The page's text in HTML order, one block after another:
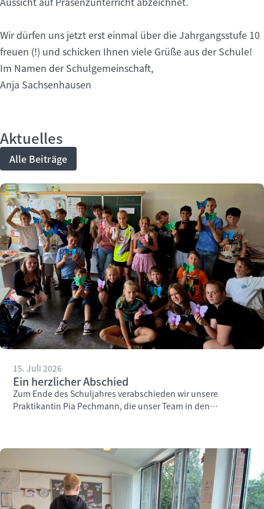
Wir dürfen uns jetzt erst einmal über die Jahrgangsstufe 10
freuen (!) und schicken Ihnen viele Grüße aus der Schule!
Im Namen der Schulgemeinschaft,
Anja Sachsenhausen
Aktuelles
Alle Beiträge
15. Juli 2026
Ein herzlicher Abschied
Zum Ende des Schuljahres verabschieden wir unsere
Praktikantin Pia Pechmann, die unser Team in den